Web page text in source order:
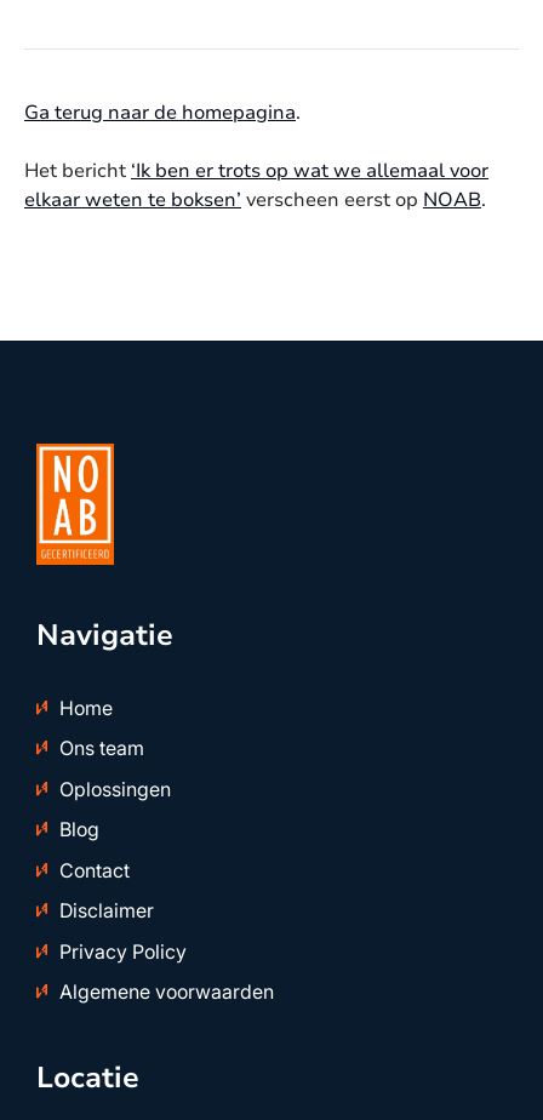
Ga terug naar de homepagina.
Het bericht ‘Ik ben er trots op wat we allemaal voor
elkaar weten te boksen’ verscheen eerst op NOAB.
Navigatie
Home
Ons team
Oplossingen
Blog
Contact
Disclaimer
Privacy Policy
Algemene voorwaarden
Locatie